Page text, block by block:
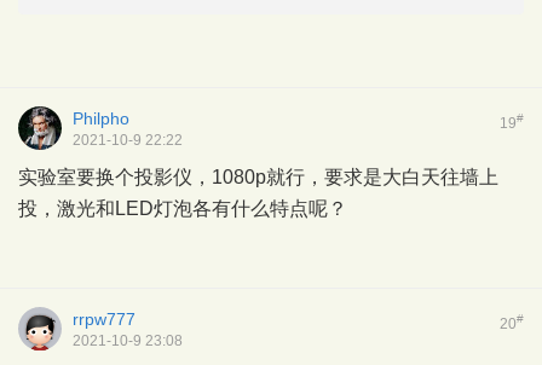
19#
Philpho
2021-10-9 22:22
实验室要换个投影仪，1080p就行，要求是大白天往墙上
投，激光和LED灯泡各有什么特点呢？
20#
rrpw777
2021-10-9 23:08